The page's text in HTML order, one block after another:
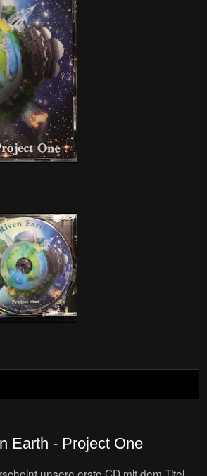
Earth - Project One